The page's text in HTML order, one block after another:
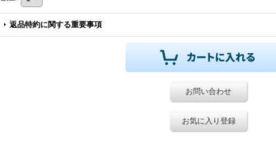
返品特約に関する重要事項
お問い合わせ
お気に入り登録